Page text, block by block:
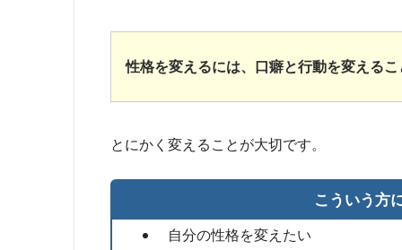
性格を変えるには、口癖と行動を変える
とにかく変えることが大切です。
こういう方
自分の性格を変えたい